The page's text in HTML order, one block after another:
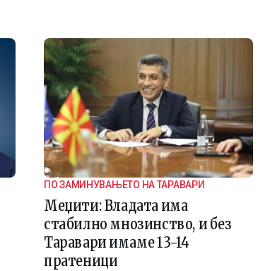
ПО ЗАМИНУВАЊЕТО НА ТАРАВАРИ
Меџити: Владата има
стабилно мнозинство, и без
Таравари имаме 13-14
пратеници